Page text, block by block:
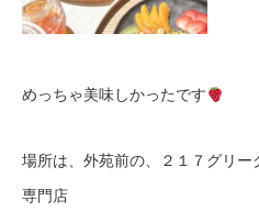
めっちゃ美味しかったです
場所は、外苑前の、２１７グリ
専門店